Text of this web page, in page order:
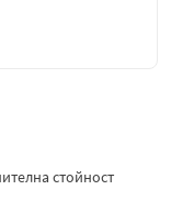
стойност